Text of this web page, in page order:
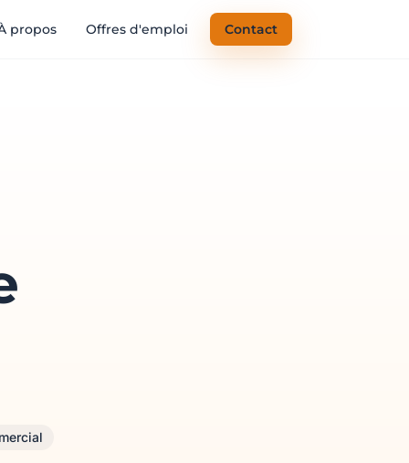
propos Offres d'emploi Contact